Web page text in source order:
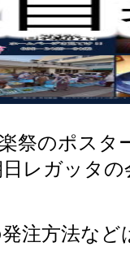
祭のポス
レガッタ
注方法な